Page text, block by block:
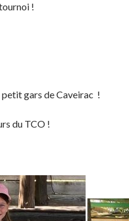
!
gars de Caveirac !
du TCO !